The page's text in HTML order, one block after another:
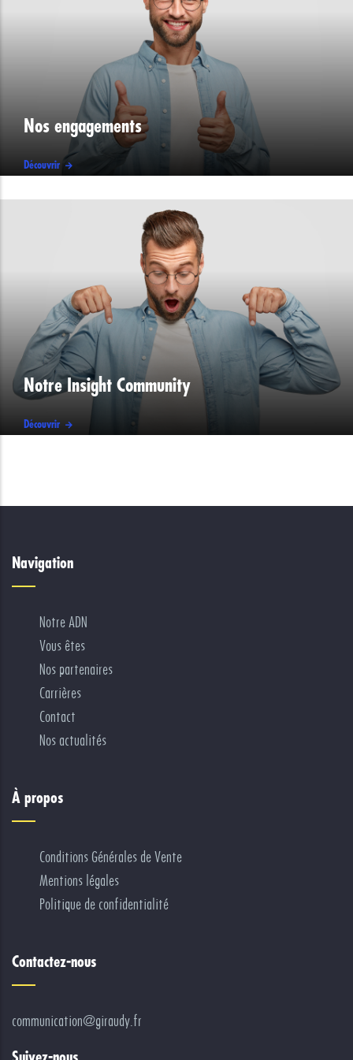
Nos engagements
Découvrir
Notre Insight Community
Découvrir
Navigation
Notre ADN
Vous êtes
Nos partenaires
Carrières
Contact
Nos actualités
À propos
Conditions Générales de Vente
Mentions légales
Politique de confidentialité
Contactez-nous
communication@giraudy.fr